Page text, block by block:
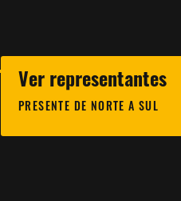
Ver representantes
PRESENTE DE NORTE A SUL